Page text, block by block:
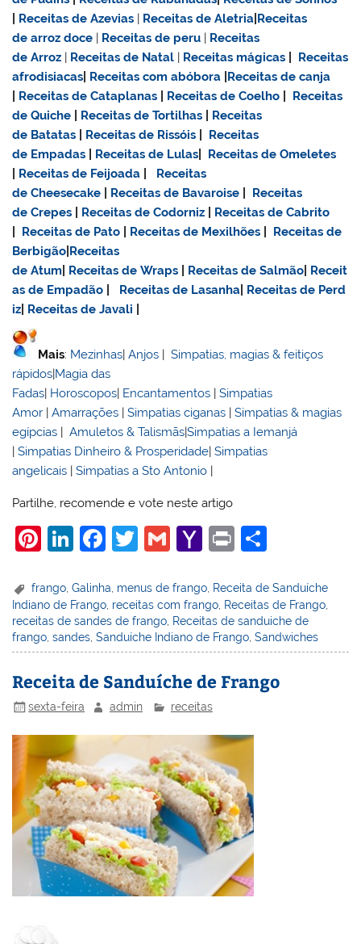
Receitas de Azevias | Receitas de Aletria Receitas
dearroz doce | Receitas de peru | Receitas
de Arroz | Receitas de Natal | Receitas mágicas
Receitas
afrodisiacas Receitas com abóbora Receitas de canja
Receitas de Cataplanas Receitas de Coelho
Receitas
de Quiche
Receitas de Tortilhas
Receitas
de Batatas
Receitas de Rissóis
Receitas
de Empadas
Receitas de Lulas
Receitas de Omeletes
Receitas de Feijoada
Receitas
de Cheesecake
Receitas de Bavaroise
Receitas
de Crepes
Receitas de Codorniz
Receitas de Cabrito
Receitas de Pato Receitas de Mexilhões
Receitas de
Berbigão Receitas
de Atum Receitas de Wraps Receitas de Salmão Receit
as de Empadão
Receitas de Lasanha Receitas de Perd
iz Receitas de Javali
Mais: Mezinhas|Anjos |Simpatias, magias & feitiços
rápidos|Magia das
Fadas| Horoscopos| Encantamentos |Simpatias
Amor |Amarrações |Simpatias ciganas |Simpatias & magias
egípcias |Amuletos & Talismãs|Simpatias a Iemanjá
|Simpatias Dinheiro & Prosperidade|Simpatias
angelicais |Simpatias a Sto Antonio |
Partilhe, recomende e vote neste artigo
Pi
er
e
st
Li
k
e
dI
n
F
c
e
b
o
k
T
itt
er
G
ai
l
Y
h
o
o
M
ai
l
Pr
t
ar
e
frango ,Galinha menus de frango Receita de Sanduíche
Indiano de Frango receitas com frango Receitas de Frango
receitas de sandes de frango Receitas de sanduiche de
frango ,sandes ,Sanduíche Indiano de Frango ,Sandwiches
Receita de Sanduíche de Frango
sexta-feira admin receitas